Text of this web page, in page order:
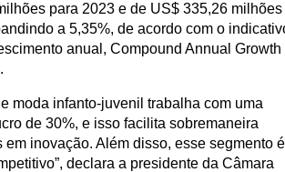
para 2023 e de US$ 335,26 milhões
a 5,35%, de acordo com o
anual, Compound Annual Growth
moda infanto-juvenil trabalha com uma
de 30%, e isso facilita sobremaneira
em inovação. Além disso, esse segmento é
declara a presidente da Câmara